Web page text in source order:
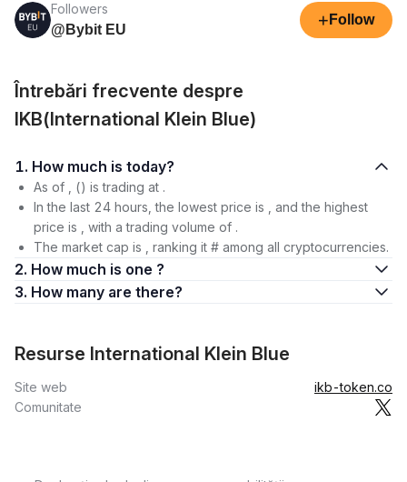
Followers
@Bybit EU
+ Follow
Întrebări frecvente despre
IKB(International Klein Blue)
1. How much is today?
As of , () is trading at .
In the last 24 hours, the lowest price is , and the highest
price is , with a trading volume of .
The market cap is , ranking it # among all cryptocurrencies.
2. How much is one ?
3. How many are there?
Resurse International Klein Blue
Site web
ikb-token.co
Comunitate